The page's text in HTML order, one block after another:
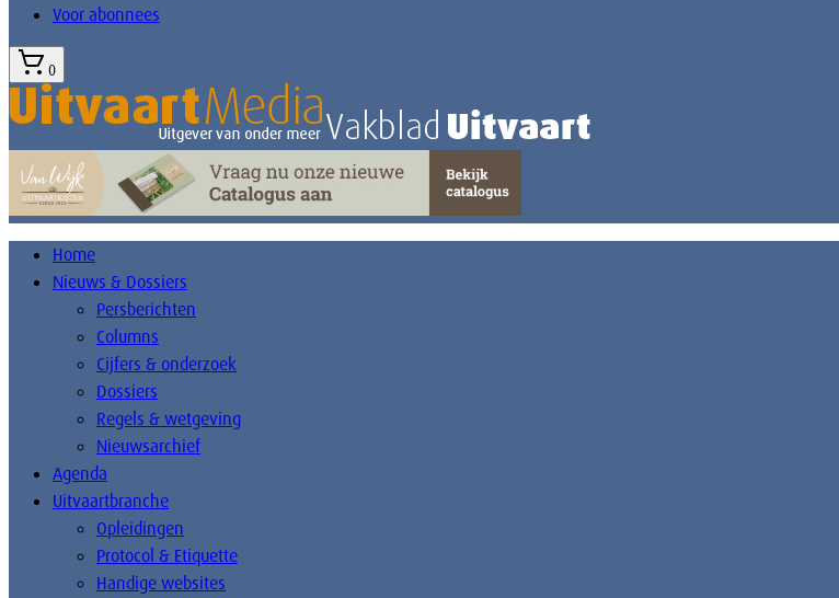
Voor abonnees
0
Home
Nieuws & Dossiers
Persberichten
Columns
Cijfers & onderzoek
Dossiers
Regels & wetgeving
Nieuwsarchief
Agenda
Uitvaartbranche
Opleidingen
Protocol & Etiquette
Handige websites